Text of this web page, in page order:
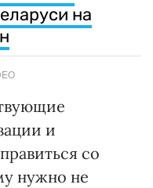
на
и
со
нужно не